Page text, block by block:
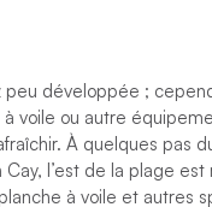
peu développée ;
voile ou autre
À quelques pas
Cay, l’est de la plage
à voile et autres